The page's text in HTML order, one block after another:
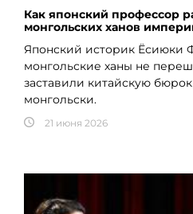
Как японский профессор
монгольских ханов
Японский историк Ёсиюки
монгольские ханы не
заставили китайскую
монгольски.
21 июня 2026